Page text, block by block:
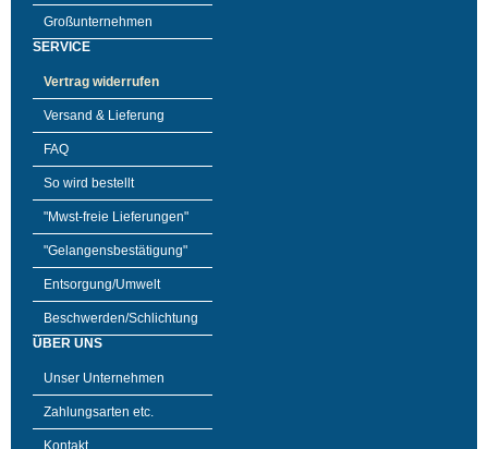
Großunternehmen
SERVICE
Vertrag widerrufen
Versand & Lieferung
FAQ
So wird bestellt
"Mwst-freie Lieferungen"
"Gelangensbestätigung"
Entsorgung/Umwelt
Beschwerden/Schlichtung
ÜBER UNS
Unser Unternehmen
Zahlungsarten etc.
Kontakt